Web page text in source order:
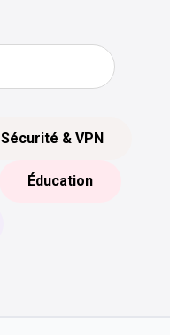
Sécurité & VPN
Éducation